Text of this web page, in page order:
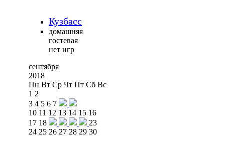
Кузбасс
домашняя
гостевая
нет игр
сентября
2018
Пн Вт Ср Чт Пт Сб Вс
1 2
3 4 5 6 7
10 11 12 13 14 15 16
17 18
23
24 25 26 27 28 29 30